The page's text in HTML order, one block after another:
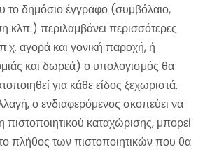
το δημόσιο έγγραφο (συμβόλαιο,
κλπ.) περιλαμβάνει περισσότερες
αγορά και γονική παροχή, ή
και δωρεά) ο υπολογισμός θα
για κάθε είδος ξεχωριστά.
ο ενδιαφερόμενος σκοπεύει να
πιστοποιητικού καταχώρισης, μπορεί
πλήθος των πιστοποιητικών που θα